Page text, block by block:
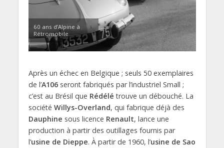
60 ans d’Alpine à
Rétromobile
Après un échec en Belgique ; seuls 50 exemplaires
de l’A106seront fabriqués par l’industriel Small ;
c’est au Brésil que Rédélé trouve un débouché. La
société Willys-Overland, qui fabrique déjà des
Dauphine sous licence Renault, lance une
production à partir des outillages fournis par
l’usine de Dieppe. À partir de 1960, l’usine de Sao